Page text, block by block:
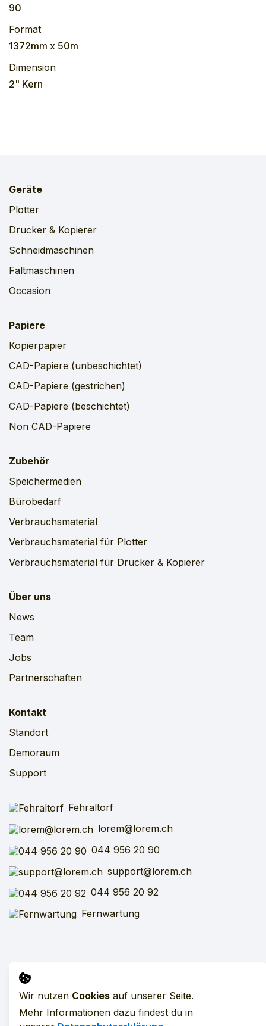
90
Format
1372mm x 50m
Dimension
2" Kern
Geräte
Plotter
Drucker & Kopierer
Schneidmaschinen
Faltmaschinen
Occasion
Papiere
Kopierpapier
CAD-Papiere (unbeschichtet)
CAD-Papiere (gestrichen)
CAD-Papiere (beschichtet)
Non CAD-Papiere
Zubehör
Speichermedien
Bürobedarf
Verbrauchsmaterial
Verbrauchsmaterial für Plotter
Verbrauchsmaterial für Drucker & Kopierer
Über uns
News
Team
Jobs
Partnerschaften
Kontakt
Standort
Demoraum
Support
Fehraltorf
lorem@lorem.ch
044 956 20 90
support@lorem.ch
044 956 20 92
Fernwartung
Impressum
Alle Preise exkl. MwSt. zzgl. Versandkosten.
Wir nutzen Cookies auf unserer Seite.
Mehr Informationen dazu findest du in